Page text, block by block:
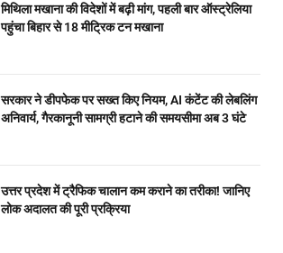
मिथिला मखाना की विदेशों में बढ़ी मांग, पहली बार ऑस्ट्रेलिया
पहुंचा बिहार से 18 मीट्रिक टन मखाना
सरकार ने डीपफेक पर सख्त किए नियम, AI कंटेंट की लेबलिंग
अनिवार्य, गैरकानूनी सामग्री हटाने की समयसीमा अब 3 घंटे
उत्तर प्रदेश में ट्रैफिक चालान कम कराने का तरीका! जानिए
लोक अदालत की पूरी प्रक्रिया